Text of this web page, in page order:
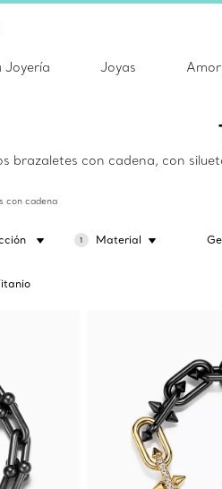
Joyería Joyas
brazaletes con cadena, con
con cadena
1 Material